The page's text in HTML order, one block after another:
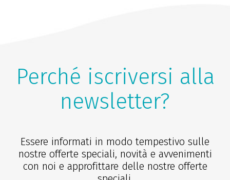
Perché iscriversi alla
newsletter?
Essere informati in modo tempestivo sulle
nostre offerte speciali, novità e avvenimenti
con noi e approfittare delle nostre offerte